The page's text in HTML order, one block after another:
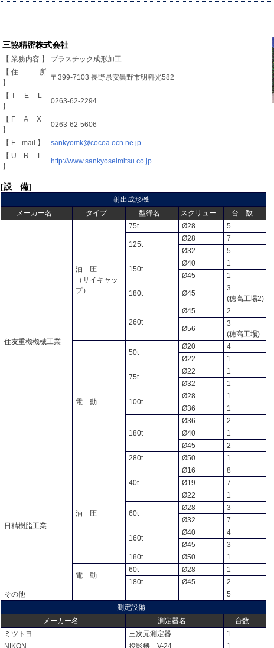
三協精密株式会社
【 業務内容 】
プラスチック成形加工
【 住 所
】
〒399-7103 長野県安曇野市明科光582
【 T E L
】
0263-62-2294
【 F A X
】
0263-62-5606
【 E - mail 】
sankyomk@cocoa.ocn.ne.jp
【 U R L
】
http://www.sankyoseimitsu.co.jp
[設 備]
射出成形機
メーカー名
タイプ 型締名 スクリュー 台 数
住友重機機械工業
油 圧
（サイキャッ
プ）
75t Ø28 5
125t
Ø28
7
Ø32
5
150t
Ø40
1
Ø45
1
180t Ø45
3
(穂高工場2)
260t
Ø45 2
Ø56
3
(穂高工場)
電 動
50t
Ø20
4
Ø22
1
75t
Ø22
1
Ø32
1
100t
Ø28
1
Ø36
1
180t
Ø36
2
Ø40
1
Ø45
2
280t
Ø50 1
日精樹脂工業
油 圧
40t
Ø16
8
Ø19
7
Ø22
1
60t
Ø28
3
Ø32
7
160t
Ø40
4
Ø45
3
180t
Ø50 1
電 動
60t Ø28
1
180t
Ø45
2
その他
5
測定設備
メーカー名
測定器名
台数
ミツトヨ
三次元測定器
1
NIKON
投影機 V-24 1